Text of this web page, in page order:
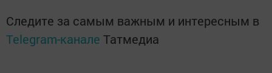
Следите за самым важным и интересным в
Telegram-канале Татмедиа